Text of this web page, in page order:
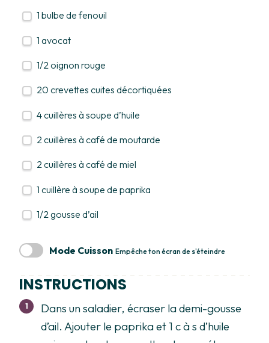
1 bulbe de fenouil
1 avocat
1/2 oignon rouge
20 crevettes cuites décortiquées
4cuillères à soupe d’huile
2 cuillères à café de moutarde
2cuillères à café de miel
1 cuillère à soupe de paprika
1/2 gousse d’ail
Mode Cuisson Empêche ton écran de s'éteindre
INSTRUCTIONS
Dans un saladier, écraser la demi-gousse
d’ail. Ajouter le paprika et 1 c à s d’huile